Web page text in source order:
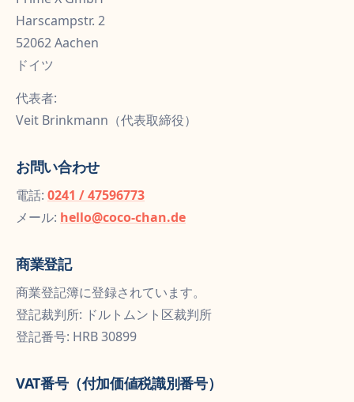
Harscampstr. 2
52062 Aachen
ドイツ
代表者:
Veit Brinkmann（代表取締役）
お問い合わせ
電話: 0241 / 47596773
メール: hello@coco-chan.de
商業登記
商業登記簿に登録されています。
登記裁判所: ドルトムント区裁判所
登記番号: HRB 30899
VAT番号（付加価値税識別番号）